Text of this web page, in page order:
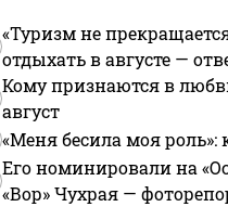
«Туризм не
отдыхать в августе —
Кому признаются в
август
«Меня бесила моя
Его номинировали на
«Вор» Чухрая —